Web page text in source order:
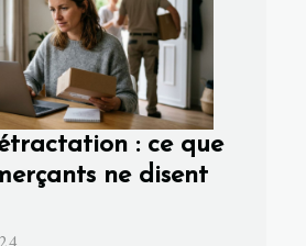
: ce que
ne disent